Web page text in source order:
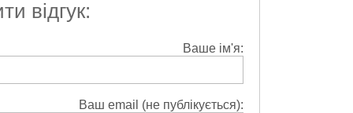
відгук:
Ваше ім'я:
Ваш email (не публікується):